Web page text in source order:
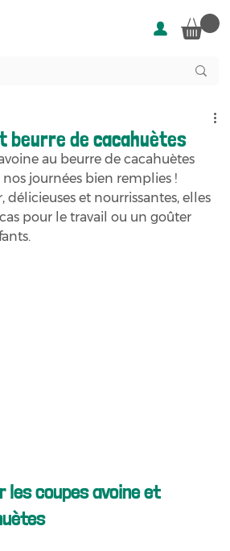
beurre de cacahuètes
au beurre de cacahuètes
journées bien remplies !
délicieuses et nourrissantes, elles
pour le travail ou un goûter
les coupes avoine et